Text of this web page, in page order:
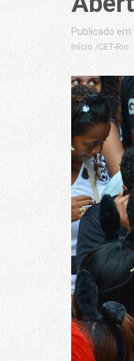
Publicado
Início /CET-Rio